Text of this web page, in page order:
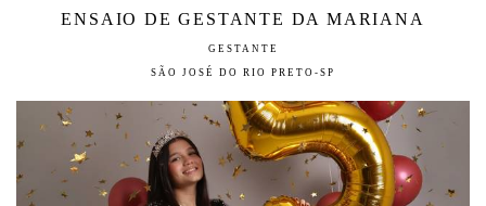
ENSAIO DE GESTANTE DA MARIANA
GESTANTE
SÃO JOSÉ DO RIO PRETO-SP